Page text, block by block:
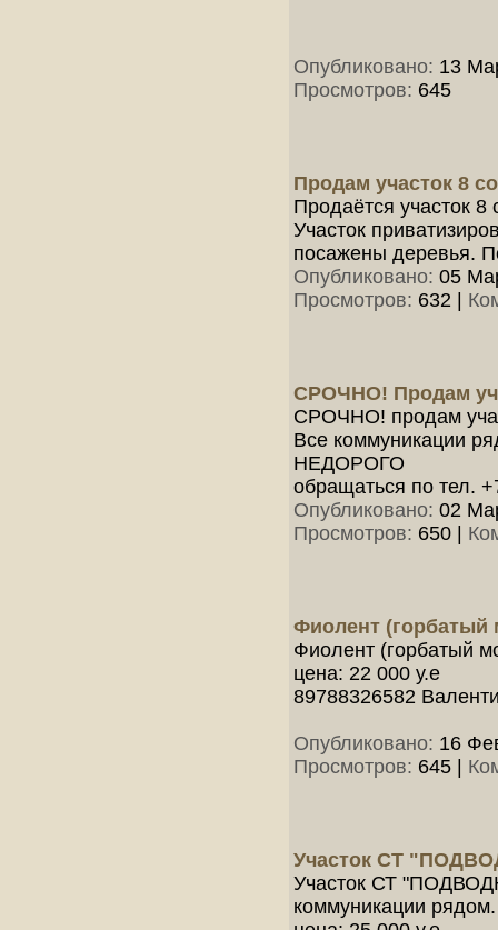
Опубликовано: 13
Просмотров: 645
Продам участок 8
Продаётся участок 8
Участок
посажены деревья.
Опубликовано: 05
Просмотров: 632
СРОЧНО! Продам
СРОЧНО! продам
Все коммуникации
НЕДОРОГО
обращаться по тел.
Опубликовано: 02
Просмотров: 650
Фиолент (горбатый
Фиолент (горбатый
цена: 22 000 у.е
89788326582
Опубликовано: 16
Просмотров: 645
Участок СТ
Участок СТ
коммуникации рядом.